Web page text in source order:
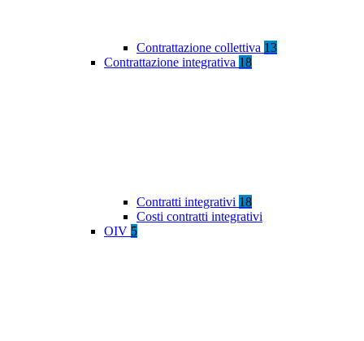
Contrattazione collettiva 13
Contrattazione integrativa 18
Contratti integrativi 18
Costi contratti integrativi
OIV 5